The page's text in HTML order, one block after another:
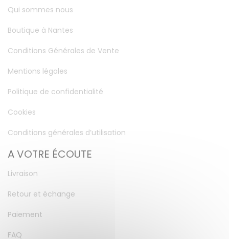
Qui sommes nous
Boutique à Nantes
Conditions Générales de Vente
Mentions légales
Politique de confidentialité
Cookies
Conditions générales d’utilisation
A VOTRE ÉCOUTE
Livraison
Retour et échange
Paiement
FAQ